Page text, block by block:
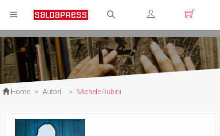
Registrati
Login
Home > Autori > Michele Rubini